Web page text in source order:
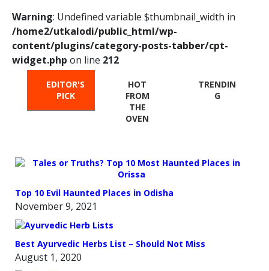
Warning: Undefined variable $thumbnail_width in
/home2/utkalodi/public_html/wp-
content/plugins/category-posts-tabber/cpt-
widget.php on line 212
EDITOR'S
PICK
HOT
FROM
THE
OVEN
TRENDIN
G
Top 10 Evil Haunted Places in Odisha
November 9, 2021
Best Ayurvedic Herbs List – Should Not Miss
August 1, 2020